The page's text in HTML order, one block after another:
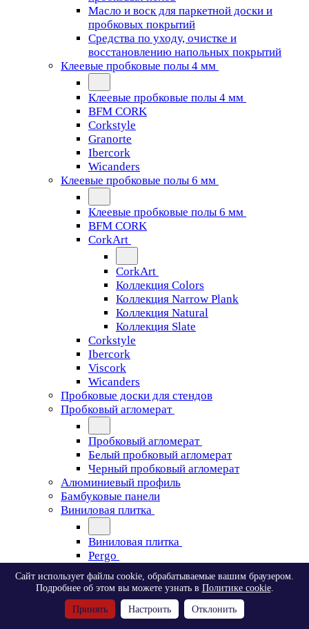
Масло и воск для паркетной доски и
пробковых покрытий
Средства по уходу, очистке и
восстановлению напольных покрытий
Клеевые пробковые полы 4 мм
Клеевые пробковые полы 4 мм
BFM CORK
Corkstyle
Granorte
Ibercork
Wicanders
Клеевые пробковые полы 6 мм
Клеевые пробковые полы 6 мм
BFM CORK
CorkArt
CorkArt
Коллекция Colors
Коллекция Narrow Plank
Коллекция Natural
Коллекция Slate
Corkstyle
Ibercork
Viscork
Wicanders
Пробковые доски для стендов
Пробковый агломерат
Пробковый агломерат
Белый пробковый агломерат
Черный пробковый агломерат
Алюминиевый профиль
Бамбуковые панели
Виниловая плитка
Виниловая плитка
Pergo
Pergo
Classic Plank Optimum Glue
Modern Plank Optimum Glue
Сайт использует файлы cookie, обрабатываемые вашим браузером.
Подробнее об этом вы можете узнать в Политике cookie.
Принять Настроить Отклонить